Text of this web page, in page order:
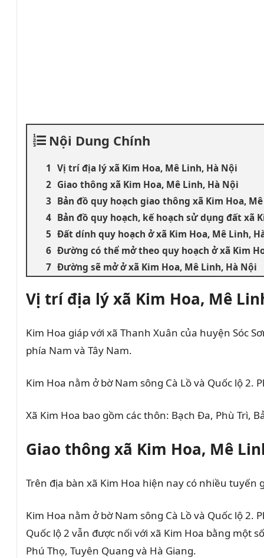
Nội Dung Chính
Vị trí địa lý xã Kim Hoa, Mê Linh, Hà Nội
Giao thông xã Kim Hoa, Mê Linh, Hà Nội
Bản đồ quy hoạch giao thông xã Kim Hoa,
Bản đồ quy hoạch, kế hoạch sử dụng đất xã
Đất dính quy hoạch ở xã Kim Hoa, Mê Linh,
Đường có thể mở theo quy hoạch ở xã Kim
Đường sẽ mở ở xã Kim Hoa, Mê Linh, Hà Nội
Vị trí địa lý xã Kim Hoa, Mê
Kim Hoa giáp với xã Thanh Xuân của huyện Sóc
phía Nam và Tây Nam.
Kim Hoa nằm ở bờ Nam sông Cà Lồ và Quốc lộ 2.
Xã Kim Hoa bao gồm các thôn: Bạch Đa, Phù Trì,
Giao thông xã Kim Hoa, Mê
Trên địa bàn xã Kim Hoa hiện nay có nhiều
Kim Hoa nằm ở bờ Nam sông Cà Lồ và Quốc lộ
Quốc lộ 2 vẫn được nối với xã Kim Hoa bằng một
Phú Thọ, Tuyên Quang và Hà Giang.